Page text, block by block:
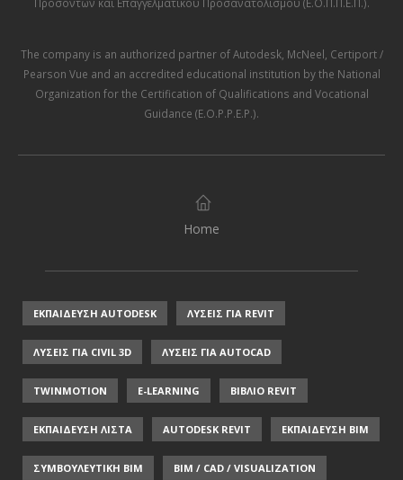
The company is an authorized partner ofAutodesk, McNeel Certiport /
Pearson Vue and an accredited educational institution by the National
Organization for the Certification of Qualifications and Vocational
Guidance (E.O.P.P.E.P.).
Home
ΕΚΠΑΙΔΕΥΣΗ AUTODESK ΛΥΣΕΙΣ ΓΙΑ REVIT
ΛΥΣΕΙΣ ΓΙΑ CIVIL 3D ΛΥΣΕΙΣ ΓΙΑ AUTOCAD
TWINMOTION E-LEARNING ΒΙΒΛΙΟ REVIT
ΕΚΠΑΙΔΕΥΣΗ ΛΙΣΤΑ AUTODESK REVIT ΕΚΠΑΙΔΕΥΣΗ ΒΙΜ
ΣΥΜΒΟΥΛΕΥΤΙΚΗ ΒΙΜ BIM / CAD / VISUALIZATION